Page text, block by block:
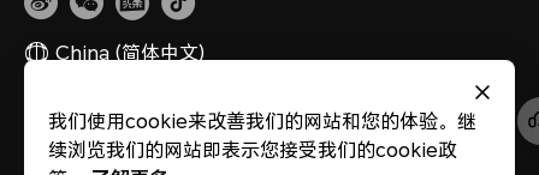
China (简体中文)
网站地图 隐私政策 使用条款 关于cookies 法律信息 除名查询
版权所有 © 荣耀终端股份有限公司 2020-2026 保留一切权利。
我们使用cookie来改善我们的网站和您的体验。继
续浏览我们的网站即表示您接受我们的cookie政